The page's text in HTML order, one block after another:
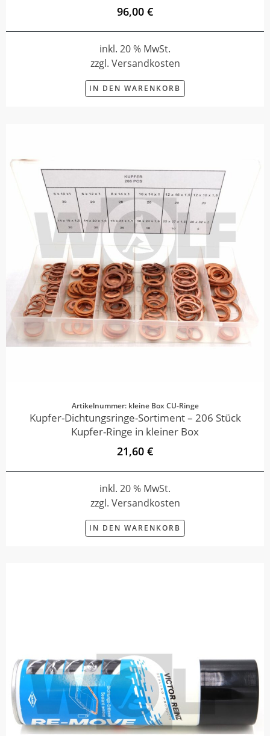
96,00 €
inkl. 20 % MwSt.
zzgl. Versandkosten
IN DEN WARENKORB
Artikelnummer: kleine Box CU-Ringe
Kupfer-Dichtungsringe-Sortiment – 206 Stück
Kupfer-Ringe in kleiner Box
21,60 €
inkl. 20 % MwSt.
zzgl. Versandkosten
IN DEN WARENKORB